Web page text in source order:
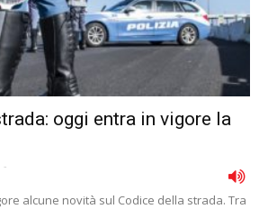
oggi entra in vigore la
-
alcune novità sul Codice della strada. Tra